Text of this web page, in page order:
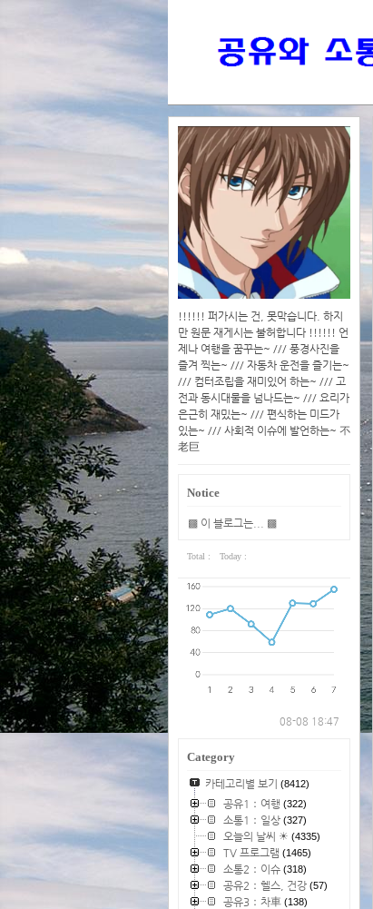
!!!!!! 퍼가시는 건, 못막습니다. 하지
만 원문 재게시는 불허합니다 !!!!!! 언
제나 여행을 꿈꾸는~ /// 풍경사진을
즐겨 찍는~ /// 자동차 운전을 즐기는~
/// 컴터조립을 재미있어 하는~ /// 고
전과 동시대물을 넘나드는~ /// 요리가
은근히 재밌는~ /// 편식하는 미드가
있는~ /// 사회적 이슈에 발언하는~ 不
老巨
Notice
▩ 이 블로그는... ▩
Total : Today :
08-08 18:47
Category
카테고리별 보기 (8412)
공유1：여행 (322)
소통1：일상(327)
오늘의 날씨 ☀ (4335)
TV 프로그램 (1465)
소통2：이슈(318)
공유2：헬스, 건강(57)
공유3：차車(138)